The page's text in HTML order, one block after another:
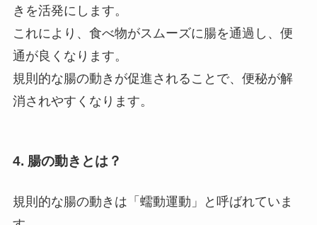
きを活発にします。
これにより、食べ物がスムーズに腸を通過し、便
通が良くなります。
規則的な腸の動きが促進されることで、便秘が解
消されやすくなります。
4. 腸の動きとは？
規則的な腸の動きは「蠕動運動」と呼ばれていま